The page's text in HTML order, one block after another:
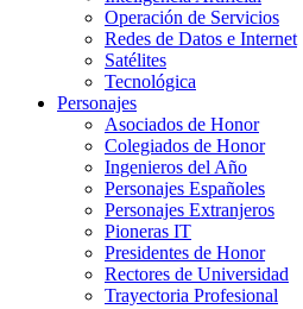
Operación de Servicios
Redes de Datos e Internet
Satélites
Tecnológica
Personajes
Asociados de Honor
Colegiados de Honor
Ingenieros del Año
Personajes Españoles
Personajes Extranjeros
Pioneras IT
Presidentes de Honor
Rectores de Universidad
Trayectoria Profesional